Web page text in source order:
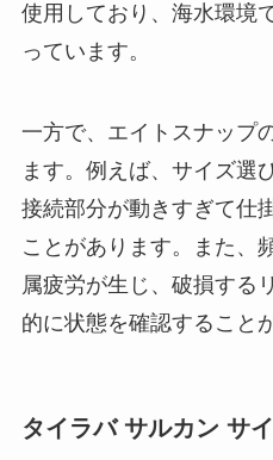
使用しており、海水環境
っています。
一方で、エイトスナップ
ます。例えば、サイズ選
接続部分が動きすぎて仕
ことがあります。また、
属疲労が生じ、破損する
的に状態を確認すること
タイラバ サルカン サ